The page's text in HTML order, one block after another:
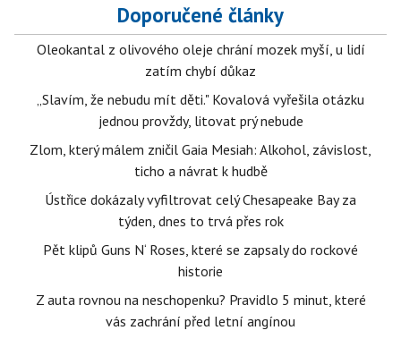
Doporučené články
Oleokantal z olivového oleje chrání mozek myší, u lidí
zatím chybí důkaz
„Slavím, že nebudu mít děti." Kovalová vyřešila otázku
jednou provždy, litovat prý nebude
Zlom, který málem zničil Gaia Mesiah: Alkohol, závislost,
ticho a návrat k hudbě
Ústřice dokázaly vyfiltrovat celý Chesapeake Bay za
týden, dnes to trvá přes rok
Pět klipů Guns N‘ Roses, které se zapsaly do rockové
historie
Z auta rovnou na neschopenku? Pravidlo 5 minut, které
vás zachrání před letní angínou